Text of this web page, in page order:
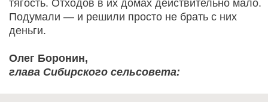
тягость. Отходов в их домах действительно мало.
Подумали — и решили просто не брать с них
деньги.
Олег Боронин,
глава Сибирского сельсовета: